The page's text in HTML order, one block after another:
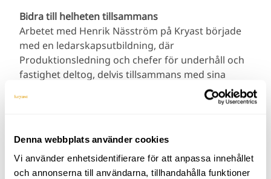
Denna webbplats använder cookies
Vi använder enhetsidentifierare för att anpassa innehållet
och annonserna till användarna, tillhandahålla funktioner
Bidra till helheten tillsammans
Arbetet med Henrik Näsström på Kryast började
med en ledarskapsutbildning, där
Produktionsledning och chefer för underhåll och
fastighet deltog, delvis tillsammans med sina
med andra funktioner och vad vi behövde utveckla
för att bli bättre tillsammans, säger Terho.